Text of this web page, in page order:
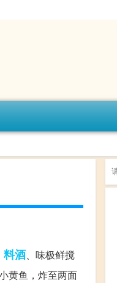
料酒、味极鲜搅
黄鱼，炸至两面